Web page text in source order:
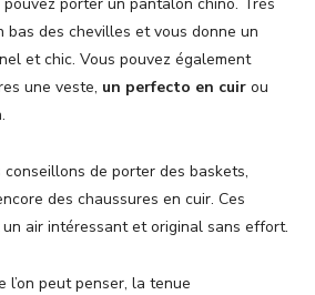
des chevilles et vous donne un
et chic. Vous pouvez également
une veste, un perfecto en cuir ou
de porter des baskets,
des chaussures en cuir. Ces
air intéressant et original sans effort.
l’on peut penser, la tenue